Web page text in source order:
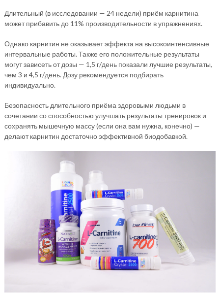
Длительный (в исследовании — 24 недели) приём карнитина
может прибавить до 11% производительности в упражнениях.
Однако карнитин не оказывает эффекта на высокоинтенсивные
интервальные работы. Также его положительные результаты
могут зависеть от дозы — 1,5 г/день показали лучшие результаты,
чем 3 и 4,5 г/день. Дозу рекомендуется подбирать
индивидуально.
Безопасность длительного приёма здоровыми людьми в
сочетании со способностью улучшать результаты тренировок и
сохранять мышечную массу (если она вам нужна, конечно) —
делают карнитин достаточно эффективной биодобавкой.